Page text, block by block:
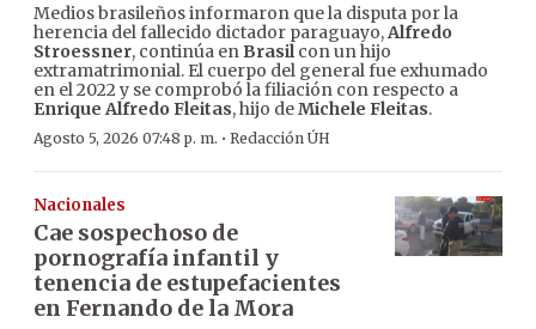
Medios brasileños informaron que la disputa por la
herencia del fallecido dictador paraguayo,Alfredo
Stroessner, continúa en Brasilcon un hijo
extramatrimonial. El cuerpo del general fue exhumado
en el 2022 y se comprobó la filiación con respecto a
Enrique Alfredo Fleitas, hijo deMichele Fleitas.
Agosto 5, 2026 07:48 p. m. · Redacción ÚH
Nacionales
Cae sospechoso de
pornografía infantil y
tenencia de estupefacientes
en Fernando de la Mora